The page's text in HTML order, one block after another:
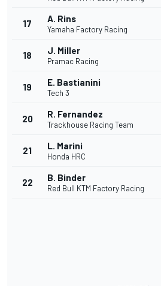
17 A. Rins
Yamaha Factory Racing
18 J. Miller
Pramac Racing
19 E. Bastianini
Tech 3
20 R. Fernandez
Trackhouse Racing Team
21 L. Marini
Honda HRC
22 B. Binder
Red Bull KTM Factory Racing